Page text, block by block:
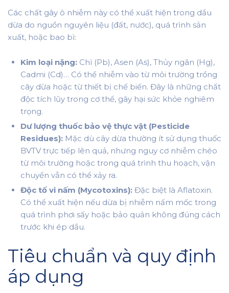
Các chất gây ô nhiễm này có thể xuất hiện trong dầu
dừa do nguồn nguyên liệu (đất, nước), quá trình sản
xuất, hoặc bao bì:
Kim loại nặng: Chì (Pb), Asen (As), Thủy ngân (Hg),
Cadmi (Cd)… Có thể nhiễm vào từ môi trường trồng
cây dừa hoặc từ thiết bị chế biến. Đây là những chất
độc tích lũy trong cơ thể, gây hại sức khỏe nghiêm
trọng.
Dư lượng thuốc bảo vệ thực vật (Pesticide
Residues): Mặc dù cây dừa thường ít sử dụng thuốc
BVTV trực tiếp lên quả, nhưng nguy cơ nhiễm chéo
từ môi trường hoặc trong quá trình thu hoạch, vận
chuyển vẫn có thể xảy ra.
Độc tố vi nấm (Mycotoxins): Đặc biệt là Aflatoxin.
Có thể xuất hiện nếu dừa bị nhiễm nấm mốc trong
quá trình phơi sấy hoặc bảo quản không đúng cách
trước khi ép dầu.
Tiêu chuẩn và quy định
áp dụng